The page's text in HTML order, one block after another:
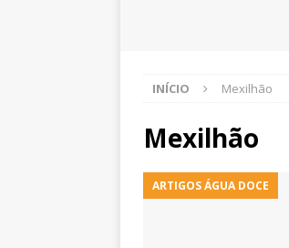
INÍCIO Mexilhão
Mexilhão
ARTIGOS ÁGUA DOCE